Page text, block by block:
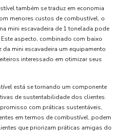
também se traduz em economia
menores custos de combustível, o
mini escavadeira de 1 tonelada pode
aspecto, combinado com baixo
mini escavadeira um equipamento
interessado em otimizar seus
está se tornando um componente
de sustentabilidade dos clientes.
com práticas sustentáveis,
em termos de combustível, podem
que priorizam práticas amigas do